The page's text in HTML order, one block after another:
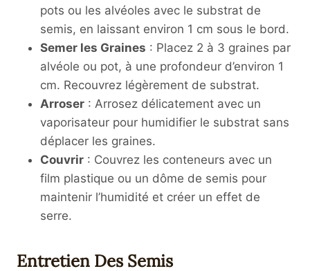
pots ou les alvéoles avec le substrat de
semis, en laissant environ 1 cm sous le bord.
Semer les Graines : Placez 2 à 3 graines par
alvéole ou pot, à une profondeur d’environ 1
cm. Recouvrez légèrement de substrat.
Arroser : Arrosez délicatement avec un
vaporisateur pour humidifier le substrat sans
déplacer les graines.
Couvrir : Couvrez les conteneurs avec un
film plastique ou un dôme de semis pour
maintenir l’humidité et créer un effet de
serre.
Entretien Des Semis